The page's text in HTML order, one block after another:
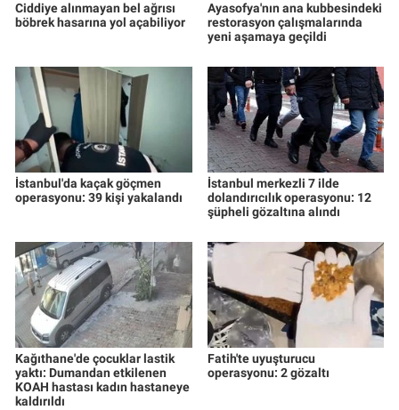
Ciddiye alınmayan bel ağrısı
böbrek hasarına yol açabiliyor
Ayasofya'nın ana kubbesindeki
restorasyon çalışmalarında
yeni aşamaya geçildi
İstanbul'da kaçak göçmen
operasyonu: 39 kişi yakalandı
İstanbul merkezli 7 ilde
dolandırıcılık operasyonu: 12
şüpheli gözaltına alındı
Kağıthane'de çocuklar lastik
yaktı: Dumandan etkilenen
KOAH hastası kadın hastaneye
kaldırıldı
Fatih'te uyuşturucu
operasyonu: 2 gözaltı